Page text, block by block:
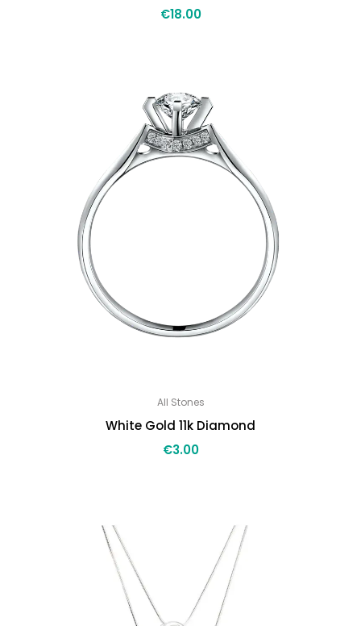
€18.00
All Stones
White Gold 11k Diamond
€3.00